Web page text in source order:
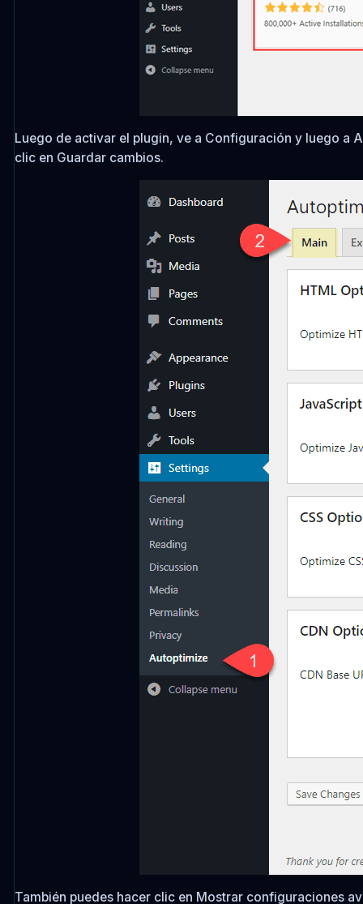
Luego de activar el plugin, ve a Configuración y luego a
clic en Guardar cambios.
También puedes hacer clic en Mostrar configuraciones